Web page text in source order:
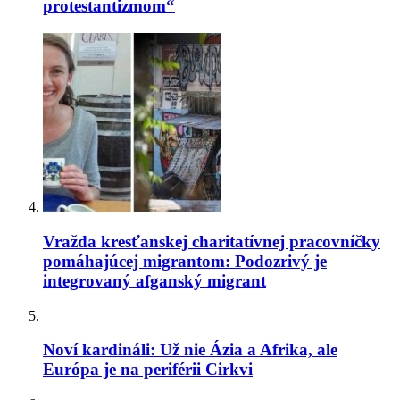
islam. Následný súd to po predložení falošných
dôkazov odobril…
Rakúsko: Ministerstvo vnútra uviedlo, že agresivita
voči kresťanom vzrástla za rok o 29 %
Teologická fakulta v Trnave napreduje v LGBT
infiltrácii: Uviedla oslavnú reportáž o účasti na
LGBT konferencii heterodoxného hnutia Outreach.
Nechýbal ani James Martin…
Daily Mail: „Sú verejne dostupné zábery, ktoré
ukazujú, ako sa niektorí migranti na španielskej
Ceute pokúšajú vlámať do súkromných domov“
Prieskum biskupskej konferencie medzi mladými
brazílskymi katolíkmi: Nedôstojná liturgia, príliš
politiky a málo vierouky ich odvracia od života
protestantizmom“
Vražda kresťanskej charitatívnej pracovníčky
pomáhajúcej migrantom: Podozrivý je
integrovaný afganský migrant
Noví kardináli: Už nie Ázia a Afrika, ale
Európa je na periférii Cirkvi